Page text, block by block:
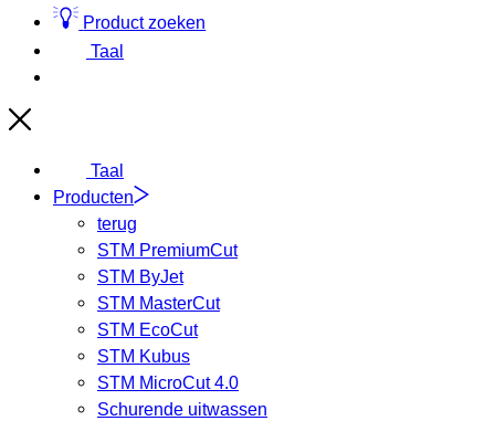
Product zoeken
Taal
Taal
Producten
terug
STM PremiumCut
STM ByJet
STM MasterCut
STM EcoCut
STM Kubus
STM MicroCut 4.0
Schurende uitwassen